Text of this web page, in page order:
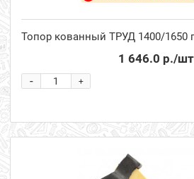
Топор кованный ТРУД 1400/1650
1 646.0 р./
+
-